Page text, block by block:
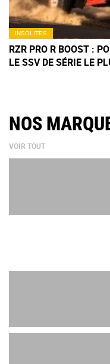
INSOLITES
RZR PRO R BOOST :
LE SSV DE SÉRIE LE
NOS
VOIR TOUT